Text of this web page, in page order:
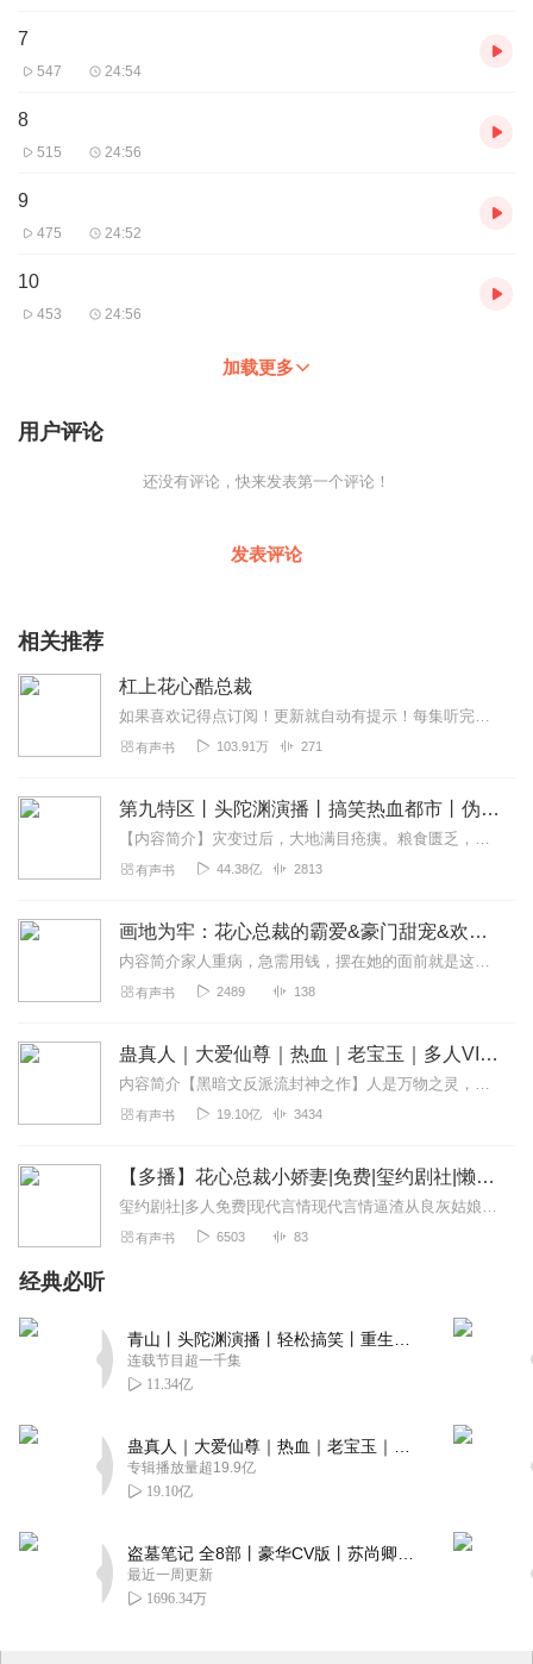
7
547 24:54
8
515 24:56
9
475 24:52
10
453 24:56
加载更多
用户评论
还没有评论，快来发表第一个评论！
发表评论
相关推荐
杠上花心酷总裁
如果喜欢记得点订阅！更新就自动有提示！每集听完记得动动手指点个赞！有礼物走一个也是极好的！各位书友要是觉得还不错的话请不要忘记向您QQ群和微博里的朋友推荐哦！....
有声书 103.91万 271
第九特区丨头陀渊演播丨搞笑热血都市丨伪戒丨VIP免费多人有声剧
【内容简介】灾变过后，大地满目疮痍。粮食匮乏，资源紧俏，局势混乱……一位从待规划区杀出来的青年，背对着漫天黄沙，孤身来到九区谋生，却不曾想偶然结识三五好友，一念...
有声书 44.38亿 2813
画地为牢：花心总裁的霸爱&豪门甜宠&欢喜冤家&追妻之路【双播】有声琴童~主播老黄倾情演绎
内容简介家人重病，急需用钱，摆在她的面前就是这样残酷的现实。原以为只是一个简单的来钱快的交易，没想到却失了心。
有声书 2489 138
蛊真人｜大爱仙尊｜热血｜老宝玉｜多人VIP免费有声剧
内容简介【黑暗文反派流封神之作】人是万物之灵，蛊是天地真精。一个穿越者不断重生的故事。一个养蛊、炼蛊、用蛊的奇特世界。配音组（男角色）老宝玉旁白...
有声书 19.10亿 3434
【多播】花心总裁小娇妻|免费|玺约剧社|懒海狮演播|现代言情
玺约剧社|多人免费|现代言情现代言情逼渣从良灰姑娘的逆袭懒海狮，喜马拉雅A+认证主播协同剧社的伙伴们一起奋斗！本书为免费专辑，大家可以安心听，喜欢就关注...
有声书 6503 83
经典必听
连载节目超一千集
11.34亿
专辑播放量超19.9亿
19.10亿
最近一周更新
1696.34万